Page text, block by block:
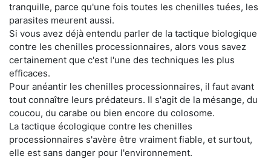
tranquille, parce qu'une fois toutes les chenilles tuées, les
parasites meurent aussi.
Si vous avez déjà entendu parler de la tactique biologique
contre les chenilles processionnaires, alors vous savez
certainement que c'est l'une des techniques les plus
efficaces.
Pour anéantir les chenilles processionnaires, il faut avant
tout connaître leurs prédateurs. Il s'agit de la mésange, du
coucou, du carabe ou bien encore du colosome.
La tactique écologique contre les chenilles
processionnaires s'avère être vraiment fiable, et surtout,
elle est sans danger pour l'environnement.